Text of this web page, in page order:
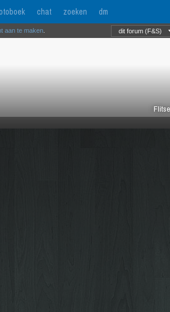
chat zoeken dm
aan te maken